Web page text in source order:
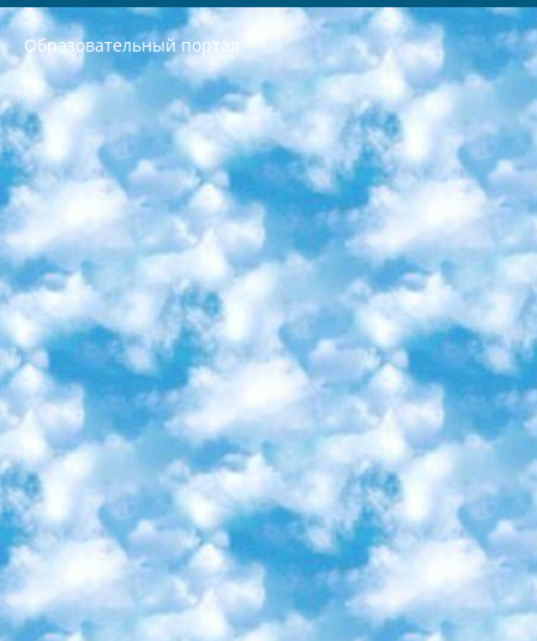
Образовательный портал
РЕСПУБЛИКА УЗБЕКИСТАН МИНИСТРЕРСТВО ДОШКОЛЬНОГО И ШКОЛЬНОГО ОБРАЗОВАНИЯ КОМАНДА в общеобразовательных учреждениях в 2023-2024 учебном году организация и проведение итоговой государственной аттестации обучающихся о Министра дошкольного и школьного образования Республики Узбекистан от 4 марта 2008 года (постановлением Минюста от 20 марта 2008 года № 1778 государственной регистрации) «Итоговое состояние учащихся общего среднего образования на основании положения об утверждении положения об аттестации общего среднего образования выпускной экзамен студентов в образовательных учреждениях в 2023-2024 учебном году В целях организации и прохождения аттестации приказываю: 1. Следующее: перечень предметов, по которым будет проводиться итоговая государственная аттестация и экзамен формы перевода согласно приложению 1; сертификаты международного образца, оценивающие уровень владения иностранными языками перечень согласно приложению 2; 2. Педагогический при специализированных образовательных учреждениях. научно-практический центр квалификации и международной оценки (Д.Давидова) 2024 г. До 25 марта: задания по предметам, по которым будет проводиться итоговая аттестация разработка и утверждение технических условий; итоговая аттестация на основании разработанного предметного задания разработка вопросов по предметам (устно и письменно), экзамен передача; общеобразовательные средние школы и специальные учебные заведения учащиеся выпускных классов школ и интернатов в агентской системе подготовка базы данных экзаменационных материалов и критериев оценки; перевод базы экзаменационных материалов на все языки обучения подать в Республиканский образовательный центр для изготовления; варианты экзаменов на основе разработанных контрольных материалов пусть будут поставлены задачи формирования. 3. Республиканский образовательный центр (Ш.Худайкулов) до 5 апреля 2024 года. до: база данных предоставленных экзаменационных материалов на все языки обучения перевод и экспертиза; для слепых, слабовидящих, глухих, слабослышащих и умственно отсталых детей учащиеся выпускных классов специализированных школ и школ-интернатов база данных экзаменационных материалов на всех преподаваемых языках подготовка критериев оценки; специализированные школы для умственно отсталых детей и технологии для учащихся выпускных классов школ-интернатов разработка соответствующих рекомендаций и критериев проведения ЕГЭ по естествознанию давать задания. 4. Педагогический при специализированных образовательных учреждениях. Научно-практический центр навыков и международной оценки (Д.Давидова), Республика образовательный центр (Худайкулов Ш.) итоговый государственный аттестационный экзамен ориентирован на творческое и логическое мышление при подготовке базы материалов учитывать введение заданий. 5. Следует отметить, что: сертификат государственного образца о знании общеобразовательного предмета и как минимум национальный уровень B1 по предметам на иностранных языках, указанным в Приложении 2. или международно признанный сертификат эквивалентного уровня студенты, изучающие определенный предмет, освобождаются от экзамена; по соответствующим предметам запланирована итоговая государственная аттестация за день до дня, путем жеребьевки Рабочей группой (в письменной форме по предметам, проводимым в форме) из числа сформированных вариантов выбрано 2 варианта; 2 выбранных варианта экзамена анонсированы на официальном сайте министерства и все выпускники по всей стране на основе этих вариантов проводит итоговую государственную аттестацию. 6. Государственное образование учащихся средних общеобразовательных учреждений. знания в соответствии с квалификационными требованиями, которые необходимо приобрести на основании стандартов итоговый (выпускной) контроль для 9 и 11 классов в целях тестирования Экзамены (далее – экзамены) состоят из предметов, перечисленных в приложении 1. будет сделано. 7. Экзамены пройдут с 26 мая по 15 июня 2024 г. (кроме науки физического воспитания). 8. Физическая для учащихся 9 классов общесредних образовательных учреждений. Экзамены по предмету «Образование, квалификация медицина» 1-6 мая 2024 года. сотрудники перевести под присмотр (с отклонениями в физическом или умственном развитии) специализированная школа для детей, школы-интернаты и со сколиозом школы-интернаты санаторного типа для больных детей исключены). 9. Он был слепым, слабовидящим и имел нарушения опорно-двигательного аппарата. экзамены в специализированных школах и интернатах для детей должны проводиться исходя из требований, предъявляемых к общеобразовательным учреждениям (физкультура кроме науки). 10. Специализированная школа для глухих и слабослышащих детей. и экзамены в интернатах и быть реализован в виде письменного теста по математике. 11. Специальность для умственно отсталых детей. Для 9 класса Родной язык и литературное письмо Государственный язык (язык обучения – узбекский). для неклассов) написано Математическое письмо Письменная/устная история Узбекистана Физическое воспитание практично Итоговый контроль Для 11 класса Написание родного языка и литературы (эссе) Математическое письмо Узбекский язык (обучение на узбекском языке) не посещающее общее среднее образование для учреждений)/Образовательное учреждение выбор письменный и устный Иностранный язык письменный/устный Письменная/устная история Узбекистана *По выбору студента:  Химия  Физика  Основы государственного права  География 10 бесплатных образовательных ресурсов - Мы составили подборку онлайн-проектов с интерактивными упражнениями, видеолекциями и статьями. Они помогут вам обрести новые и освежить старые знания бесплатно. 1. «ИНТУИТ» Старейшая образовательная площадка Рунета. Здесь вы найдёте сотни текстовых и видеокурсов на десятки различных тем — от программирования до психологии. Многие курсы подготовлены российскими университетами и крупными международными компаниями вроде Intel и Microsoft. Самостоятельное обучение бесплатное, но желающие могут оплатить услуги персональных наставников. 2. «Смартия» знакомит с актуальными профессиями и подсказывает, как им обучаться. Выбрав заинтересовавшую вас специальность — SMM-специалист, фотограф, веб-дизайнер или другую, — увидите список необходимых для неё умений. Чтобы вы могли освоить их самостоятельно, для каждого умения площадка отображает подборку ссылок на учебные материалы. Хотя «Смартия» ориентируется на русскоязычную аудиторию, часть контента всё же доступна только на английском. 3. «Лекторий Физтеха» Проект Московского физико-технического института (Физтеха). С его помощью вы можете смотреть онлайн серии лекций, записанные на видео в этом вузе. В числе доступных предметов — физика, биология, химия, информационные технологии и другие. К некоторым лекциям администрация ресурса прилагает готовые конспекты, которые можно скачивать в PDF-формате. 4. ITMOcourses Онлайн-площадка Санкт-Петербургского национального исследовательского университета информационных технологий, механики и оптики (ИТМО). Ресурс предоставляет свободный доступ к курсам, разработанным в этом вузе. Каталог материалов разбит на четыре категории: «Оптические системы и технологии», «Приборостроение и робототехника», «Информационные технологии» и «Биотехнологии». Курсы состоят из видеолекций, интерактивных демонстраций и заданий. 5. «КиберЛенинка» Электронная научная библиотека открытого доступа. Каталог площадки регулярно обрастает текстами статей из различных научных изданий. Сгруппированные по журналам и рубрикам публикации можно читать онлайн или скачивать целиком в PDF-формате. Проект нацелен на популяризацию науки за счёт открытого доступа к качественной информации. 6. «ПостНаука» На этом ресурсе публикуют подборки видеолекций, составленные экспертами из разных отраслей и объединённые общими темами. Среди них, к примеру, есть серии «Биоинформатика и геномика», «Культура средневековой Скандинавии» и Cinema Studies о теории кино. Каждая подборка лекций — логически связанная история, рассказанная экспертом от первого лица. Кроме того, на сайте появляются научно-образовательные статьи и тесты на разные темы. 7. «Newочём» Команда проекта «Newочём» отбирает самые интересные тексты из англоязычных СМИ и переводит те из них, за которые голосуют участники сообщества «ВКонтакте». По большей части это научно-популярные статьи. Редакторы придумывают лишь заголовки, в остальном содержание переводов соответствует оригиналам. Полные тексты можно читать прямо в социальной сети. 8. InternetUrok Онлайн-база материалов по основным дисциплинам школьной программы. Информация на сайте структурирована по классам, предметам и темам (урокам). Каждый урок состоит из видеолекций и конспектов. Есть также интерактивные тренажёры и тесты для закрепления пройденного материала. Даже если вы давно окончили школу, возможность повторить программу старших классов всегда может пригодиться. 9. Edutainme Ещё один ресурс об образовании. В отличие от Newtonew, как мне кажется, Edutainme больше ориентируется на представителей индустрии: педагогов, предпринимателей, разработчиков образовательных проектов. Но и любой, кто просто стремится к саморазвитию, найдёт на сайте много полезного и интересного для себя. Например, информацию о новых курсах и образовательных сервисах. 10. Newtonew Онлайн-медиа об образовании и обучении в широком смысле. Авторы Newtonew пишут об инструментах, заведениях, тактиках и стратегиях, которые помогают учить других и получать новые знания самостоятельно. На этой площадке вы найдёте новости, обзоры, аналитические мат